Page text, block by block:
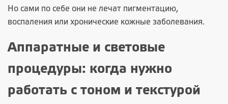
Но сами по себе они не лечат пигментацию,
воспаления или хронические кожные заболевания.
Аппаратные и световые
процедуры: когда нужно
работать с тоном и текстурой